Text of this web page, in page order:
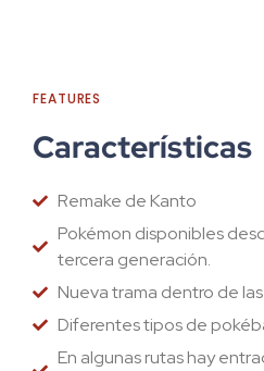
FEATURES
Características
Remake de Kanto
Pokémon disponibles
tercera generación.
Nueva trama dentro de
Diferentes tipos de
En algunas rutas hay